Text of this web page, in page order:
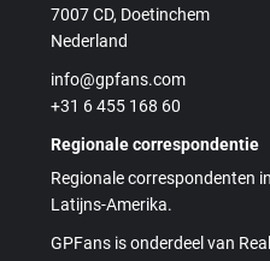
7007 CD, Doetinchem
Nederland
info@gpfans.com
+31 6 455 168 60
Regionale correspondentie
Regionale correspondenten
Latijns-Amerika.
GPFans is onderdeel van